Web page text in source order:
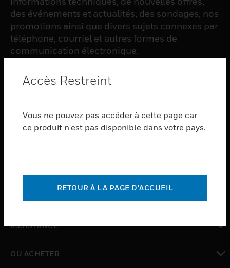
des événements et actualités, des sondages, nos
promotions ainsi que divers sujets connexes par
téléphone, courriel et autres formes de
communication électronique.
S'INSCRIRE
PRODUCTS
toggle view
INDUSTRIES
ASSISTANCE
OÙ ACHETER
Accès Restreint
Vous ne pouvez pas accéder à cette page car
ce produit n'est pas disponible dans votre pays.
RETOUR À LA PAGE D'ACCUEIL